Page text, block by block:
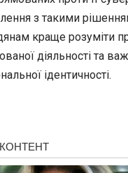
з такими
краще розуміти
діяльності та
ідентичності.